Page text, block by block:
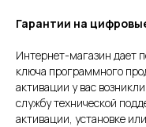
Гарантии на
Интернет-магазин дает
ключа программного
активации у вас
службу технической
активации, установке